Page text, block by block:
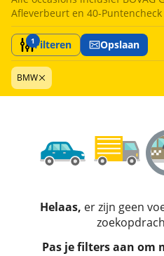
Afleverbeurt en 40-Puntencheck
1Filteren Opslaan
BMW
Helaas, er zijn geen
Pas je filters aan om